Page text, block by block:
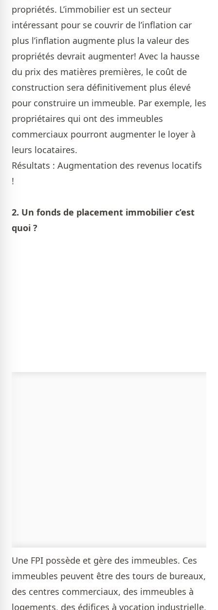
propriétés. L’immobilier est un secteur
intéressant pour se couvrir de l’inflation car
plus l’inflation augmente plus la valeur des
propriétés devrait augmenter! Avec la hausse
du prix des matières premières, le coût de
construction sera définitivement plus élevé
pour construire un immeuble. Par exemple, les
propriétaires qui ont des immeubles
commerciaux pourront augmenter le loyer à
leurs locataires.
Résultats : Augmentation des revenus locatifs
!
2. Un fonds de placement immobilier c’est
quoi ?
Une FPI possède et gère des immeubles. Ces
immeubles peuvent être des tours de bureaux,
des centres commerciaux, des immeubles à
logements, des édifices à vocation industrielle,